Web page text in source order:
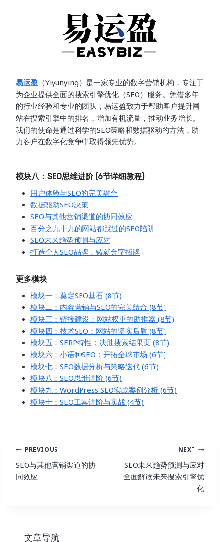
易运盈 （Yiyunying）是一家专业的数字营销机构，专注于
为企业提供全面的搜索引擎优化（SEO）服务。凭借多年
的行业经验和专业的团队，易运盈致力于帮助客户提升网
站在搜索引擎中的排名，增加有机流量，推动业务增长。
我们的使命是通过科学的SEO策略和数据驱动的方法，助
力客户在数字化竞争中取得领先优势。
模块八：SEO思维进阶 (6节详细教程)
用户体验与SEO的完美融合
数据驱动SEO决策
SEO与其他营销渠道的协同效应
百分之九十九的网站都踩过的SEO陷阱
SEO未来趋势预测与应对
打造个人SEO品牌，铸就金字招牌
更多模块
模块一：奠定SEO基石 (8节)
模块二：内容营销与SEO的完美结合 (8节)
模块三：链接建设：网站权重的助推器 (8节)
模块四：技术SEO：网站的坚实后盾 (8节)
模块五：SERP特性：决胜搜索结果页 (8节)
模块六：小语种SEO：开拓全球市场 (6节)
模块七：SEO数据分析与策略迭代 (6节)
模块八：SEO思维进阶 (6节)
模块九：WordPress SEO实战案例分析 (6节)
模块十：SEO工具进阶与实战 (4节)
Post
Navigation
PREVIOUS
SEO与其他营销渠道的协
同效应
NEXT
SEO未来趋势预测与应对
全面解读未来搜索引擎优
化
文章导航